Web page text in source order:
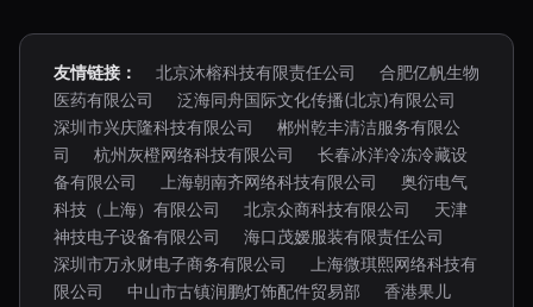
友情链接： 北京沐榕科技有限责任公司
合肥亿帆生物
医药有限公司
泛海同舟国际文化传播(北京)有限公司
深圳市兴庆隆科技有限公司
郴州乾丰清洁服务有限公
司
杭州灰橙网络科技有限公司
长春冰洋冷冻冷藏设
备有限公司
上海朝南齐网络科技有限公司
奥衍电气
科技（上海）有限公司
北京众商科技有限公司
天津
神技电子设备有限公司
海口茂嫒服装有限责任公司
深圳市万永财电子商务有限公司
上海微琪熙网络科技有
限公司
中山市古镇润鹏灯饰配件贸易部
香港果儿